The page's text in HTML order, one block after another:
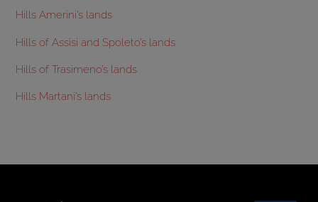
Hills Amerini’s lands
Hills of Assisi and Spoleto’s lands
Hills of Trasimeno’s lands
Hills Martani’s lands